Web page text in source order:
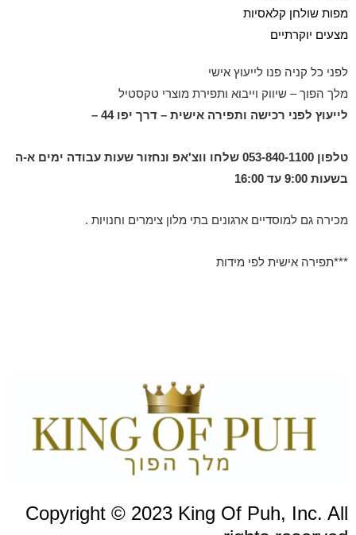
מפות שולחן קלאסיות
מצעים יוקרתיים
לפני כל קניה פנו לייעוץ אישי
מלך הפוך – שיווק וייבוא ותפירת מוצרי טקסטיל
לייעוץ לפני רכישה ותפירה אישית – דרך יפו 44 –
טלפון 053-840-1100 שלחו ווצ'אפ ונחזור שעות עבודה ימים א-ה
בשעות 9:00 עד 16:00
מכירה גם למוסדיים ארגונים בתי מלון צימרים וחנויות .
***תפירה אישית לפי מידות
Copyright © 2023 King Of Puh, Inc. All